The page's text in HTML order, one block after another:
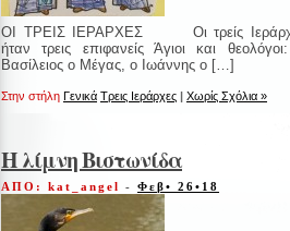
ΟΙ ΤΡΕΙΣ ΙΕΡΑΡΧΕΣ Οι τρείς
ήταν τρεις επιφανείς Άγιοι και
Βασίλειος ο Μέγας, ο Ιωάννης ο […]
Στην στήλη Γενικά Τρεις Ιεράρχες | Χωρίς Σχόλια »
Η λίμνη Βιστωνίδα
ΑΠΟ: kat_angel - Φεβ• 26•18